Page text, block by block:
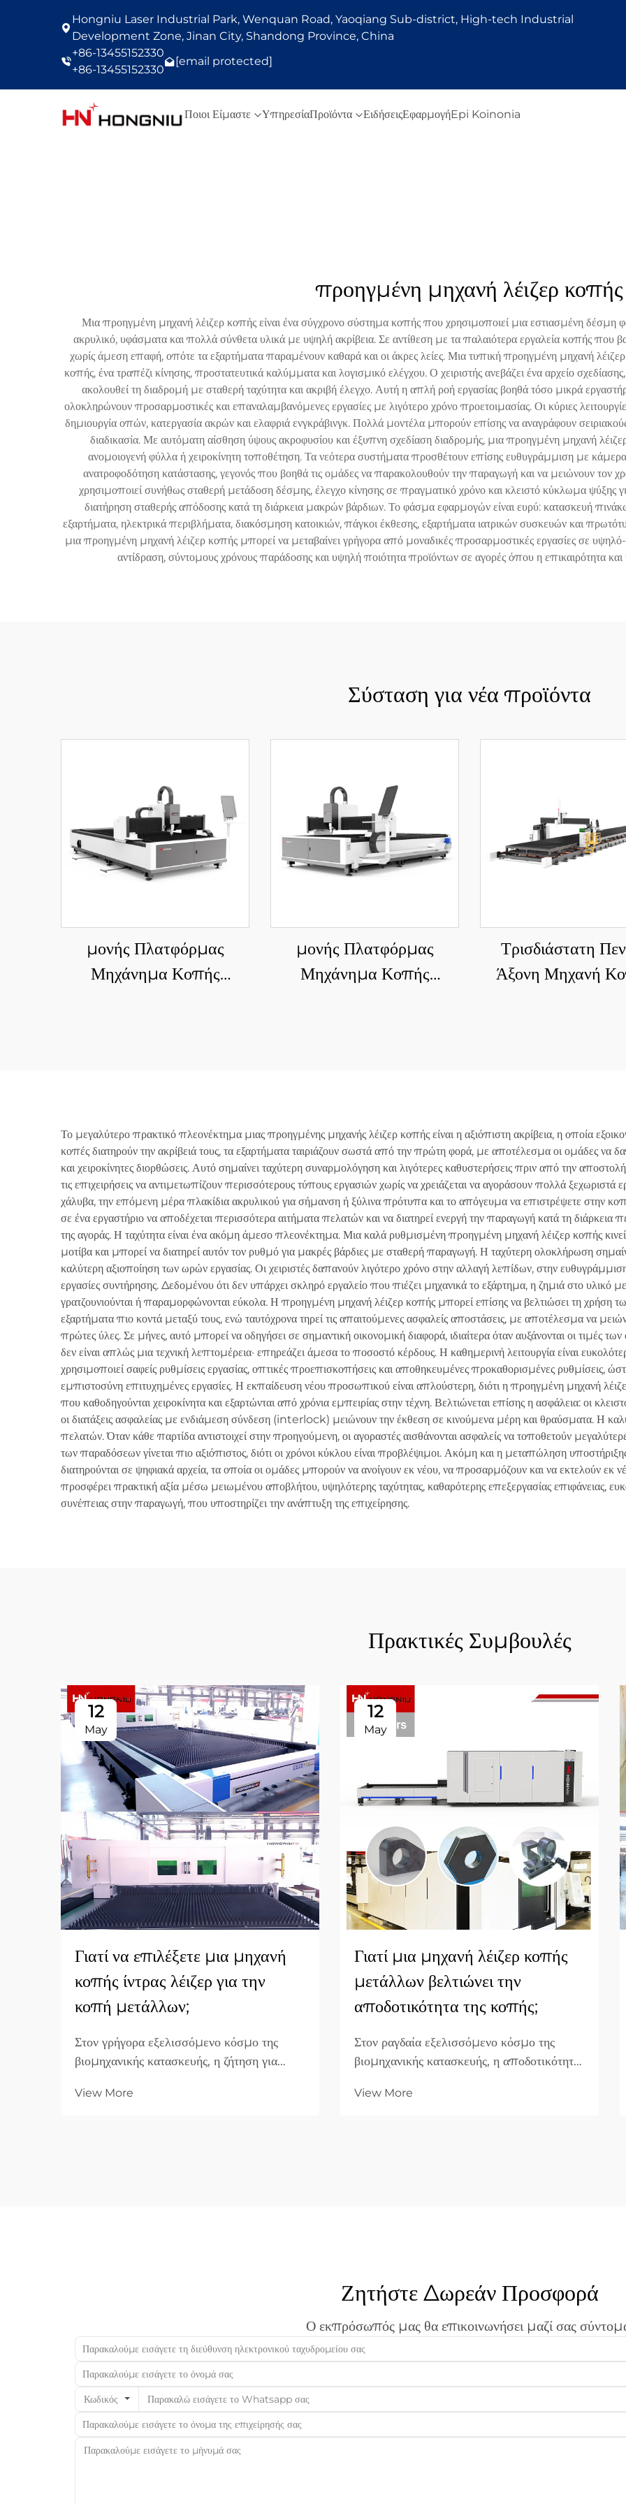
Hongniu Laser Industrial Park, Wenquan Road, Yaoqiang Sub-district, High-tech Industrial
Development Zone, Jinan City, Shandong Province, China
+86-13455152330
+86-13455152330
[email protected]
Ποιοι Είμαστε ΥπηρεσίαΠροϊόντα ΕιδήσειςΕφαρμογήEpi Koinonia
προηγμένη μηχανή λέιζερ κοπής
Μια προηγμένη μηχανή λέιζερ κοπής είναι ένα σύγχρονο σύστημα κοπής που χρησιμοποιεί μια εστιασμένη δέσμη
ακρυλικό, υφάσματα και πολλά σύνθετα υλικά με υψηλή ακρίβεια. Σε αντίθεση με τα παλαιότερα εργαλεία κοπής που
χωρίς άμεση επαφή, οπότε τα εξαρτήματα παραμένουν καθαρά και οι άκρες λείες. Μια τυπική προηγμένη μηχανή
κοπής, ένα τραπέζι κίνησης, προστατευτικά καλύμματα και λογισμικό ελέγχου. Ο χειριστής ανεβάζει ένα αρχείο
ακολουθεί τη διαδρομή με σταθερή ταχύτητα και ακριβή έλεγχο. Αυτή η απλή ροή εργασίας βοηθά τόσο μικρά
ολοκληρώνουν προσαρμοστικές και επαναλαμβανόμενες εργασίες με λιγότερο χρόνο προετοιμασίας. Οι κύριες
δημιουργία οπών, κατεργασία ακρών και ελαφριά ενγκράβινγκ. Πολλά μοντέλα μπορούν επίσης να αναγράφουν
διαδικασία. Με αυτόματη αίσθηση ύψους ακροφυσίου και έξυπνη σχεδίαση διαδρομής, μια προηγμένη μηχανή
ανομοιογενή φύλλα ή χειροκίνητη τοποθέτηση. Τα νεότερα συστήματα προσθέτουν επίσης ευθυγράμμιση με
ανατροφοδότηση κατάστασης, γεγονός που βοηθά τις ομάδες να παρακολουθούν την παραγωγή και να μειώνουν τον
χρησιμοποιεί συνήθως σταθερή μετάδοση δέσμης, έλεγχο κίνησης σε πραγματικό χρόνο και κλειστό κύκλωμα ψύξης
διατήρηση σταθερής απόδοσης κατά τη διάρκεια μακρών βάρδιων. Το φάσμα εφαρμογών είναι ευρύ: κατασκευή
εξαρτήματα, ηλεκτρικά περιβλήματα, διακόσμηση κατοικιών, πάγκοι έκθεσης, εξαρτήματα ιατρικών συσκευών και
μια προηγμένη μηχανή λέιζερ κοπής μπορεί να μεταβαίνει γρήγορα από μοναδικές προσαρμοστικές εργασίες σε
αντίδραση, σύντομους χρόνους παράδοσης και υψηλή ποιότητα προϊόντων σε αγορές όπου η επικαιρότητα
Σύσταση για νέα προϊόντα
μονής Πλατφόρμας
Μηχάνημα Κοπής
μονής Πλατφόρμας
Μηχάνημα Κοπής
Τρισδιάστατη
Άξονη Μηχανή
Το μεγαλύτερο πρακτικό πλεονέκτημα μιας προηγμένης μηχανής λέιζερ κοπής είναι η αξιόπιστη ακρίβεια, η οποία
κοπές διατηρούν την ακρίβειά τους, τα εξαρτήματα ταιριάζουν σωστά από την πρώτη φορά, με αποτέλεσμα οι ομάδες να
και χειροκίνητες διορθώσεις. Αυτό σημαίνει ταχύτερη συναρμολόγηση και λιγότερες καθυστερήσεις πριν από την
τις επιχειρήσεις να αντιμετωπίζουν περισσότερους τύπους εργασιών χωρίς να χρειάζεται να αγοράσουν πολλά
χάλυβα, την επόμενη μέρα πλακίδια ακρυλικού για σήμανση ή ξύλινα πρότυπα και το απόγευμα να επιστρέψετε στην
σε ένα εργαστήριο να αποδέχεται περισσότερα αιτήματα πελατών και να διατηρεί ενεργή την παραγωγή κατά τη
της αγοράς. Η ταχύτητα είναι ένα ακόμη άμεσο πλεονέκτημα. Μια καλά ρυθμισμένη προηγμένη μηχανή λέιζερ κοπής
μοτίβα και μπορεί να διατηρεί αυτόν τον ρυθμό για μακρές βάρδιες με σταθερή παραγωγή. Η ταχύτερη ολοκλήρωση
καλύτερη αξιοποίηση των ωρών εργασίας. Οι χειριστές δαπανούν λιγότερο χρόνο στην αλλαγή λεπίδων, στην
εργασίες συντήρησης. Δεδομένου ότι δεν υπάρχει σκληρό εργαλείο που πιέζει μηχανικά το εξάρτημα, η ζημιά στο υλικό
γρατζουνιούνται ή παραμορφώνονται εύκολα. Η προηγμένη μηχανή λέιζερ κοπής μπορεί επίσης να βελτιώσει τη
εξαρτήματα πιο κοντά μεταξύ τους, ενώ ταυτόχρονα τηρεί τις απαιτούμενες ασφαλείς αποστάσεις, με αποτέλεσμα να
πρώτες ύλες. Σε μήνες, αυτό μπορεί να οδηγήσει σε σημαντική οικονομική διαφορά, ιδιαίτερα όταν αυξάνονται οι τιμές
δεν είναι απλώς μια τεχνική λεπτομέρεια· επηρεάζει άμεσα το ποσοστό κέρδους. Η καθημερινή λειτουργία είναι
χρησιμοποιεί σαφείς ρυθμίσεις εργασίας, οπτικές προεπισκοπήσεις και αποθηκευμένες προκαθορισμένες ρυθμίσεις,
εμπιστοσύνη επιτυχημένες εργασίες. Η εκπαίδευση νέου προσωπικού είναι απλούστερη, διότι η προηγμένη μηχανή
που καθοδηγούνται χειροκίνητα και εξαρτώνται από χρόνια εμπειρίας στην τέχνη. Βελτιώνεται επίσης η ασφάλεια: οι
οι διατάξεις ασφαλείας με ενδιάμεση σύνδεση (interlock) μειώνουν την έκθεση σε κινούμενα μέρη και θραύσματα. Η
πελατών. Όταν κάθε παρτίδα αντιστοιχεί στην προηγούμενη, οι αγοραστές αισθάνονται ασφαλείς να τοποθετούν
των παραδόσεων γίνεται πιο αξιόπιστος, διότι οι χρόνοι κύκλου είναι προβλέψιμοι. Ακόμη και η μεταπώληση
διατηρούνται σε ψηφιακά αρχεία, τα οποία οι ομάδες μπορούν να ανοίγουν εκ νέου, να προσαρμόζουν και να εκτελούν
προσφέρει πρακτική αξία μέσω μειωμένου αποβλήτου, υψηλότερης ταχύτητας, καθαρότερης επεξεργασίας επιφάνειας,
συνέπειας στην παραγωγή, που υποστηρίζει την ανάπτυξη της επιχείρησης.
Πρακτικές Συμβουλές
12
May
Γιατί να επιλέξετε μια μηχανή
κοπής ίντρας λέιζερ για την
κοπή μετάλλων;
Στον γρήγορα εξελισσόμενο κόσμο της
βιομηχανικής κατασκευής, η ζήτηση για
ως προς το κόστος έχει φτάσει στο
View More
12
May
Γιατί μια μηχανή λέιζερ κοπής
μετάλλων βελτιώνει την
αποδοτικότητα της κοπής;
Στον ραγδαία εξελισσόμενο κόσμο της
βιομηχανικής κατασκευής, η αποδοτικότητα
επικερδότητα. Για επιχειρήσεις B2B
View More
Ζητήστε Δωρεάν Προσφορά
Ο εκπρόσωπός μας θα επικοινωνήσει μαζί σας
Κωδικός